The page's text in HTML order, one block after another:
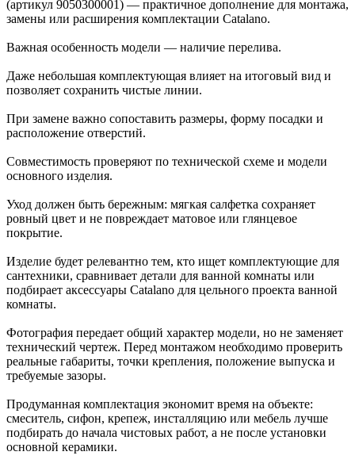
(артикул 9050300001) — практичное дополнение для монтажа,
замены или расширения комплектации Catalano.
Важная особенность модели — наличие перелива.
Даже небольшая комплектующая влияет на итоговый вид и
позволяет сохранить чистые линии.
При замене важно сопоставить размеры, форму посадки и
расположение отверстий.
Совместимость проверяют по технической схеме и модели
основного изделия.
Уход должен быть бережным: мягкая салфетка сохраняет
ровный цвет и не повреждает матовое или глянцевое
покрытие.
Изделие будет релевантно тем, кто ищет комплектующие для
сантехники, сравнивает детали для ванной комнаты или
подбирает аксессуары Catalano для цельного проекта ванной
комнаты.
Фотография передает общий характер модели, но не заменяет
технический чертеж. Перед монтажом необходимо проверить
реальные габариты, точки крепления, положение выпуска и
требуемые зазоры.
Продуманная комплектация экономит время на объекте:
смеситель, сифон, крепеж, инсталляцию или мебель лучше
подбирать до начала чистовых работ, а не после установки
основной керамики.